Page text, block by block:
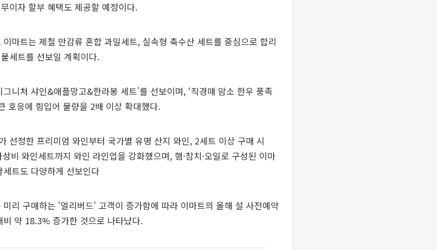
이자 할부 혜택도 제공할 예정이다.
마트는 제철 만감류 혼합 과일세트, 실속형 축수산 세트를 중심으로 합리
세트를 선보일 계획이다.
그니처 샤인&애플망고&한라봉 세트’를 선보이며, ‘직경매 암소 한우 풍족
호응에 힘입어 물량을 2배 이상 확대했다.
선정한 프리미엄 와인부터 국가별 유명 산지 와인, 2세트 이상 구매 시
비 와인세트까지 와인 라인업을 강화했으며, 햄·참치·오일로 구성된 이마
트도 다양하게 선보인다
미리 구매하는 '얼리버드' 고객이 증가함에 따라 이마트의 올해 설 사전예약
비 약 18.3% 증가한 것으로 나타났다.